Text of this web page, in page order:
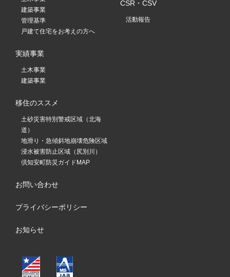
建築事業
管理基準
戸建て住宅をお考えの方へ
実績事業
土木事業
建築事業
CSR・CSV
活動報告
移住のススメ
土砂災害特別警戒区域（北海
道）
地滑り・急傾斜地崩壊危険区域
浸水被害防止区域（尻別川）
倶知安町防災ガイドMAP
お問い合わせ
プライバシーポリシー
お知らせ